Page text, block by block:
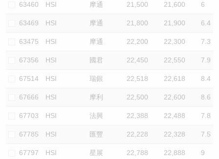
63460 HSI 摩通 21,500 21,600 6
63469 HSI 摩通 21,800 21,900 6.4
63475 HSI 摩通 22,200 22,300 7.3
67356 HSI 國君 22,450 22,550 7.9
67514 HSI 瑞銀 22,518 22,618 8.4
67666 HSI 摩利 22,500 22,600 8.6
67703 HSI 法興 22,388 22,488 7.8
67785 HSI 匯豐 22,228 22,328 7.5
67797 HSI 星展 22,788 22,888 9